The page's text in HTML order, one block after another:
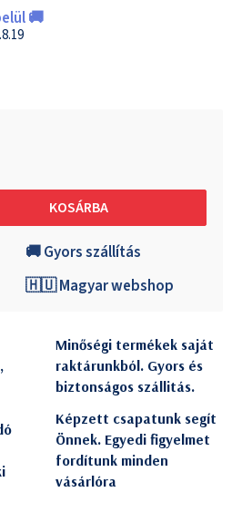
🚚
KOSÁRBA
🚚 Gyors szállítás
🇭🇺 Magyar webshop
Minőségi termékek saját
raktárunkból. Gyors és
biztonságos szállitás.
Képzett csapatunk segít
Önnek. Egyedi figyelmet
fordítunk minden
vásárlóra